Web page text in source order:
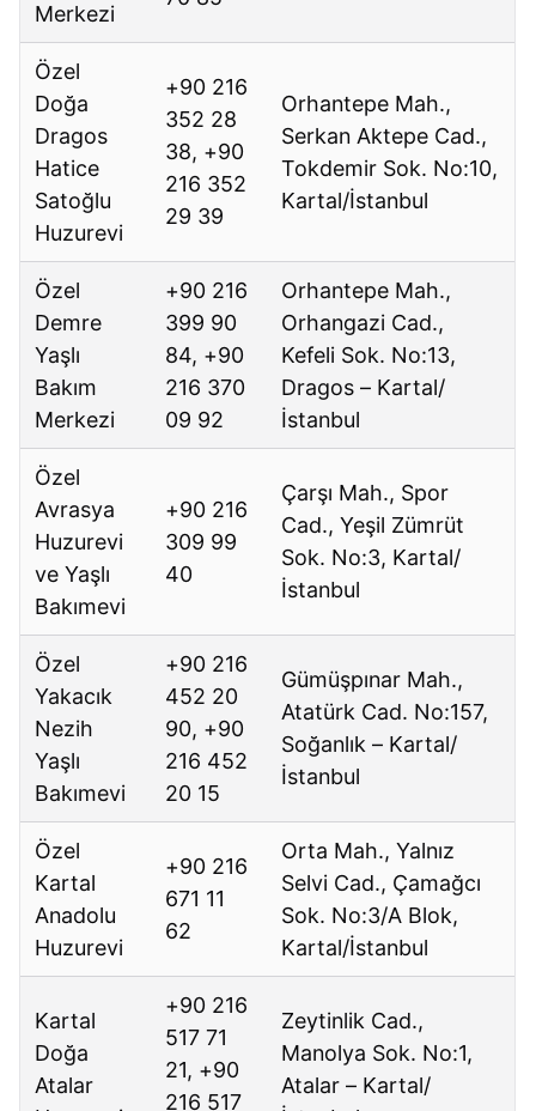
Merkezi
Özel
Doğa
Dragos
Hatice
Satoğlu
Huzurevi
+90 216
352 28
38, +90
216 352
29 39
Orhantepe Mah.,
Serkan Aktepe Cad.,
Tokdemir Sok. No:10,
Kartal/İstanbul
Özel
Demre
Yaşlı
Bakım
Merkezi
+90 216
399 90
84, +90
216 370
09 92
Orhantepe Mah.,
Orhangazi Cad.,
Kefeli Sok. No:13,
Dragos – Kartal/
İstanbul
Özel
Avrasya
Huzurevi
ve Yaşlı
Bakımevi
+90 216
309 99
40
Çarşı Mah., Spor
Cad., Yeşil Zümrüt
Sok. No:3, Kartal/
İstanbul
Özel
Yakacık
Nezih
Yaşlı
Bakımevi
+90 216
452 20
90, +90
216 452
20 15
Gümüşpınar Mah.,
Atatürk Cad. No:157,
Soğanlık – Kartal/
İstanbul
Özel
Kartal
Anadolu
Huzurevi
+90 216
671 11
62
Orta Mah., Yalnız
Selvi Cad., Çamağcı
Sok. No:3/A Blok,
Kartal/İstanbul
Kartal
Doğa
Atalar
+90 216
517 71
21, +90
216 517
Zeytinlik Cad.,
Manolya Sok. No:1,
Atalar – Kartal/